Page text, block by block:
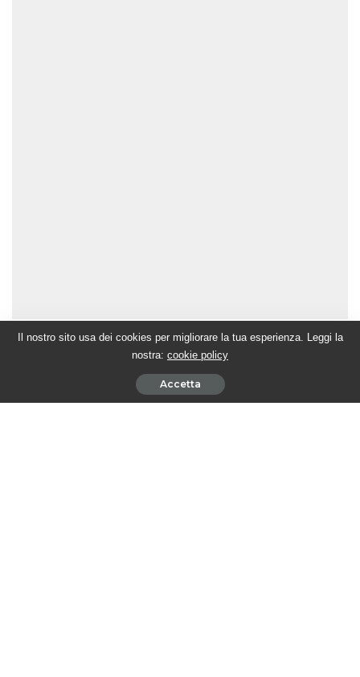
Il nostro sito usa dei cookies per migliorare la tua esperienza. Leggi la
nostra: cookie policy
Accetta